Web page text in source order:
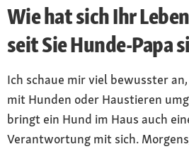
Wie hat sich Ihr
seit Sie Hunde-Papa
Ich schaue mir viel bewusster
mit Hunden oder Haustieren
bringt ein Hund im Haus auch
Verantwortung mit sich.